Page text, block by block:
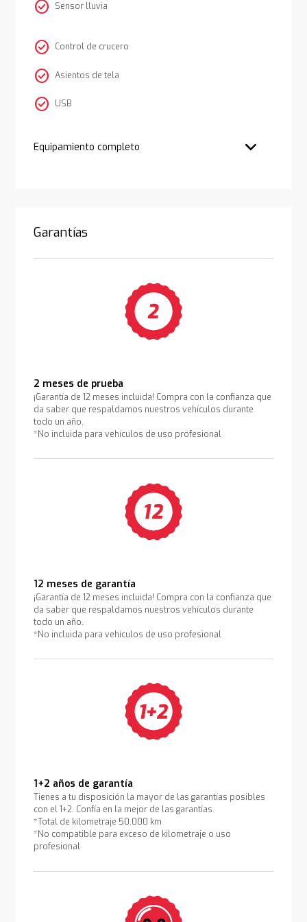
check_circle Sensor lluvia
check_circle Control de crucero
check_circle Asientos de tela
check_circle USB
Equipamiento completo
Garantías
2 meses de prueba
¡Garantía de 12 meses incluida! Compra con la confianza que
da saber que respaldamos nuestros vehículos durante
todo un año.
*No incluida para vehículos de uso profesional
12 meses de garantía
¡Garantía de 12 meses incluida! Compra con la confianza que
da saber que respaldamos nuestros vehículos durante
todo un año.
*No incluida para vehículos de uso profesional
1+2 años de garantía
Tienes a tu disposición la mayor de las garantías posibles
con el 1+2. Confía en la mejor de las garantías.
*Total de kilometraje 50.000 km
*No compatible para exceso de kilometraje o uso
profesional